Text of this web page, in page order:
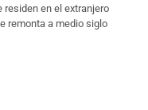
en el extranjero
remonta a medio siglo